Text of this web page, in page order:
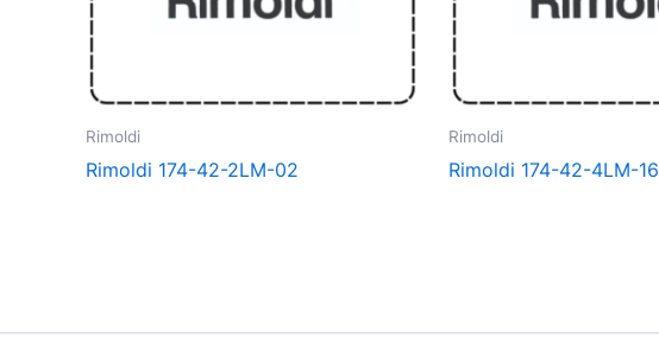
Rimoldi
Rimoldi 174-42-2LM-02
Rimoldi
Rimoldi 174-42-4LM-16